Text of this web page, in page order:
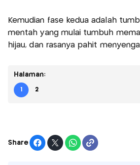
Kemudian fase kedua adalah
mentah yang mulai tumbuh
hijau, dan rasanya pahit
Halaman:
1 2
Share